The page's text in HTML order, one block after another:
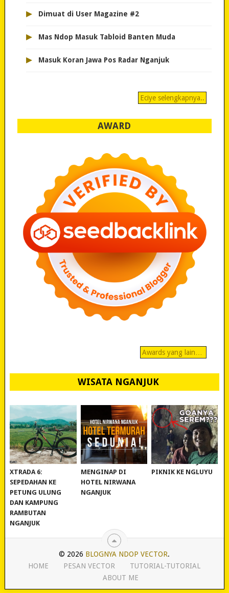
▸ Dimuat di User Magazine #2
▸ Mas Ndop Masuk Tabloid Banten Muda
▸ Masuk Koran Jawa Pos Radar Nganjuk
Eciye selengkapnya..
AWARD
Awards yang lain…
WISATA NGANJUK
REVIEW POLYGON
XTRADA 6:
SEPEDAHAN KE
PETUNG ULUNG
DAN KAMPUNG
RAMBUTAN
NGANJUK
MURAH BANGET!
MENGINAP DI
HOTEL NIRWANA
NGANJUK
WISATA NGANJUK:
PIKNIK KE NGLUYU
© 2026 BLOGNYA NDOP VECTOR.
HOME
PESAN VECTOR
TUTORIAL-TUTORIAL
ABOUT ME